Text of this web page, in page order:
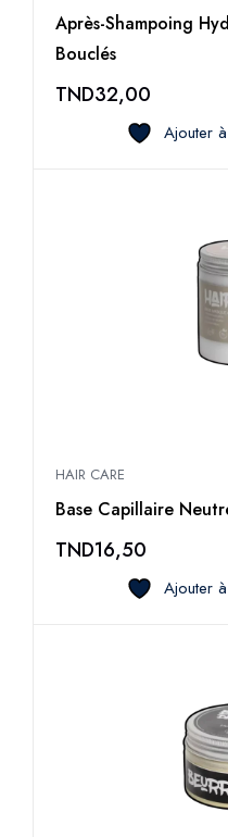
Après-Shampoing
Bouclés
TND32,00
Ajouter
HAIR CARE
Base Capillaire
TND16,50
Ajouter